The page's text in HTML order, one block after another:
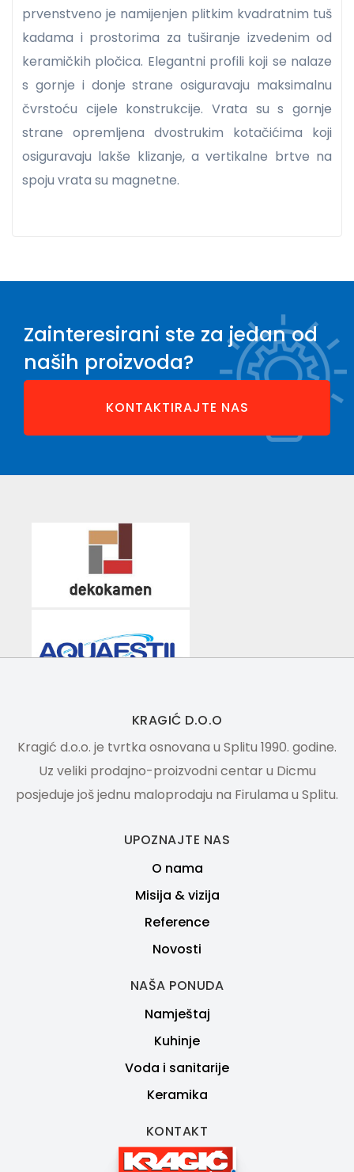
prvenstveno je namijenjen plitkim kvadratnim tuš
kadama i prostorima za tuširanje izvedenim od
keramičkih pločica. Elegantni profili koji se nalaze
s gornje i donje strane osiguravaju maksimalnu
čvrstoću cijele konstrukcije. Vrata su s gornje
strane opremljena dvostrukim kotačićima koji
osiguravaju lakše klizanje, a vertikalne brtve na
spoju vrata su magnetne.
Zainteresirani ste za jedan od
naših proizvoda?
KONTAKTIRAJTE NAS
KRAGIĆ D.O.O
Kragić d.o.o. je tvrtka osnovana u Splitu 1990. godine.
Uz veliki prodajno-proizvodni centar u Dicmu
posjeduje još jednu maloprodaju na Firulama u Splitu.
UPOZNAJTE NAS
O nama
Misija & vizija
Reference
Novosti
NAŠA PONUDA
Namještaj
Kuhinje
Voda i sanitarije
Keramika
KONTAKT